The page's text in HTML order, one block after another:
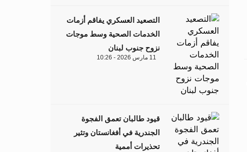
التصعيد العسكري يفاقم أزمات
الخدمات الصحية وسط موجات
نزوح جنوب لبنان
11 مارس 2026 - 10:26
قيود طالبان تعمق الفجوة
الجندرية في أفغانستان وتثير
تحذيرات أممية